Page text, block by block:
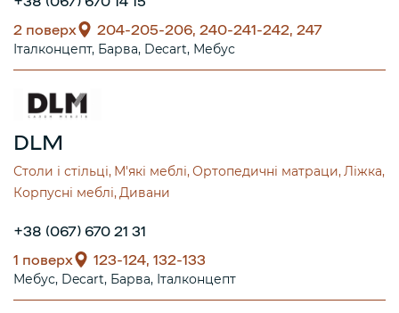
2 поверх
204-205-206, 240-241-242, 247
Італконцепт Барва Decart Мебус
DLM
Столи і стільці М'які меблі Ортопедичні матраци Ліжка
Корпусні меблі Дивани
+38 (067) 670 21 31
1 поверх
123-124, 132-133
Мебус Decart Барва Італконцепт